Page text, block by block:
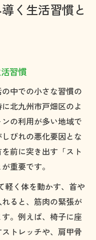
く生活習慣と
習慣
中での小さな習慣の
北九州市戸畑区のよ
の利用が多い地域で
びれの悪化要因とな
前に突き出す「スト
重要です。
軽く体を動かす、首や
ると、筋肉の緊張が
。例えば、椅子に座
トレッチや、肩甲骨